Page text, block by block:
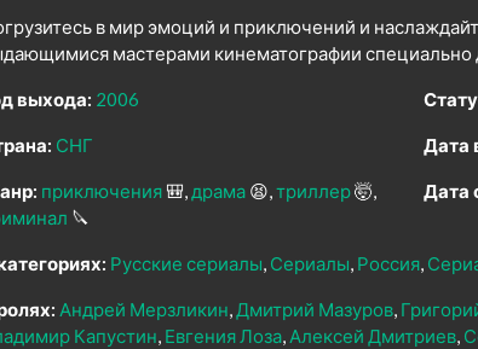
в мир эмоций и приключений и
мастерами кинематографии специально
выхода: 2006
СНГ
приключения 🎒 драма 😫 триллер🤯
🔪
Дата
Дата
Русские сериалы Сериалы Россия
Андрей Мерзликин Дмитрий Мазуров
Капустин Евгения Лоза Алексей Дмитриев